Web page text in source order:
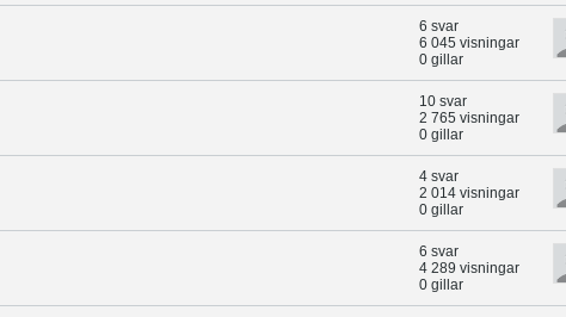
6 svar
6 045 visningar
0 gillar
10 svar
2 765 visningar
0 gillar
4 svar
2 014 visningar
0 gillar
6 svar
4 289 visningar
0 gillar